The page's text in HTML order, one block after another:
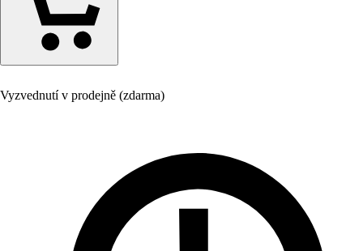
Vyzvednutí v prodejně (zdarma)